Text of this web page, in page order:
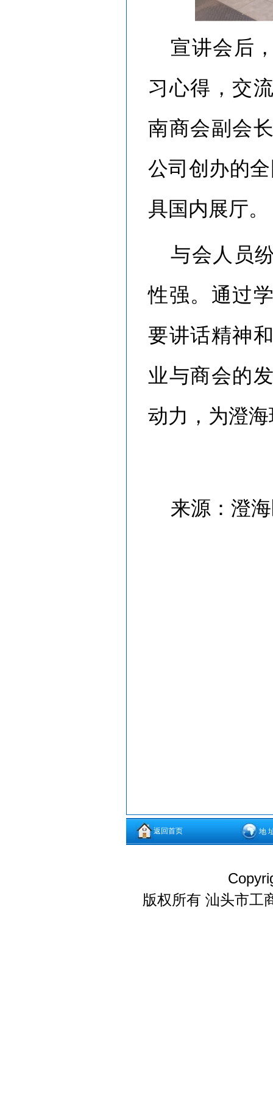
宣讲会后
习心得，交
南商会副会
公司创办的
具国内展厅。
与会人员
性强。通过
要讲话精神
业与商会的
动力，为澄
来源：澄
返回首页 地
版权所有 汕头市工